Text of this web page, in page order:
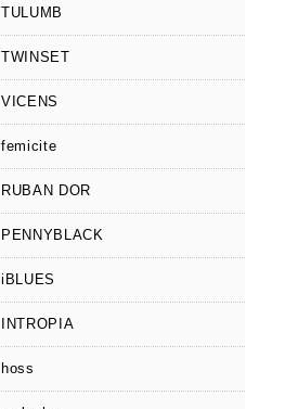
TULUMB
TWINSET
VICENS
femicite
RUBAN DOR
PENNYBLACK
iBLUES
INTROPIA
hoss